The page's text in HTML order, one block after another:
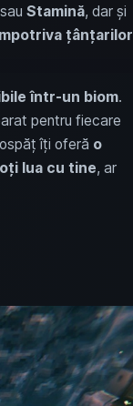
Stamină, dar și
țânțarilor
într-un biom.
pentru fiecare
îți oferă o
lua cu tine, ar